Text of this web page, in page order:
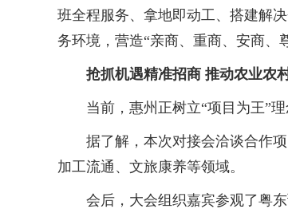
班全程服务、拿地即动工、搭建解
务环境，营造“亲商、重商、安商、
抢抓机遇精准招商 推动农业农
当前，惠州正树立“项目为王”理
据了解，本次对接会洽谈合作项
加工流通、文旅康养等领域。
会后，大会组织嘉宾参观了粤东